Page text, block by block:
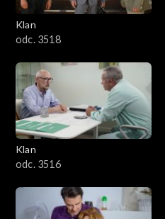
Klan
odc. 3518
Klan
odc. 3516